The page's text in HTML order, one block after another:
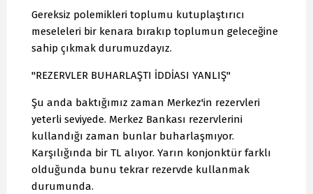
Gereksiz polemikleri toplumu kutuplaştırıcı
meseleleri bir kenara bırakıp toplumun geleceğine
sahip çıkmak durumuzdayız.
"REZERVLER BUHARLAŞTI İDDİASI YANLIŞ"
Şu anda baktığımız zaman Merkez'in rezervleri
yeterli seviyede. Merkez Bankası rezervlerini
kullandığı zaman bunlar buharlaşmıyor.
Karşılığında bir TL alıyor. Yarın konjonktür farklı
olduğunda bunu tekrar rezervde kullanmak
durumunda.